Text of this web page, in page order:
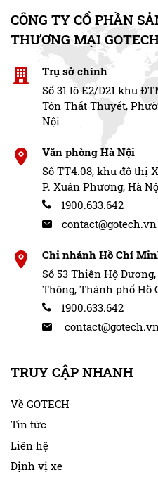
CÔNG TY CỔ PHẦN
THƯƠNG MẠI
Trụ sở chính
Số 31 lô E2/D21 khu
Tôn Thất Thuyết,
Nội
Văn phòng Hà Nội
Số TT4.08, khu đô thị
P. Xuân Phương, Hà
1900.633.642
contact@gotech.vn
Chi nhánh Hồ Chí
Số 53 Thiên Hộ
Thông, Thành phố Hồ
1900.633.642
contact@gotech.vn
TRUY CẬP NHANH
Về GOTECH
Tin tức
Liên hệ
Định vị xe